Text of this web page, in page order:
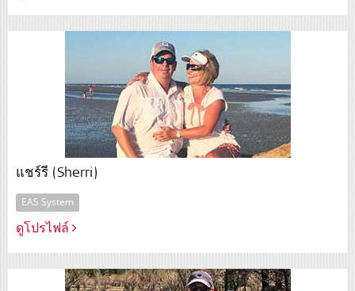
แชร์รี (Sherri)
EAS System
ดูโปรไฟล์